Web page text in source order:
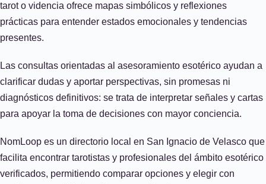
tarot o videncia ofrece mapas simbólicos y reflexiones
prácticas para entender estados emocionales y tendencias
presentes.
Las consultas orientadas al asesoramiento esotérico ayudan a
clarificar dudas y aportar perspectivas, sin promesas ni
diagnósticos definitivos: se trata de interpretar señales y cartas
para apoyar la toma de decisiones con mayor conciencia.
NomLoop es un directorio local en San Ignacio de Velasco que
facilita encontrar tarotistas y profesionales del ámbito esotérico
verificados, permitiendo comparar opciones y elegir con